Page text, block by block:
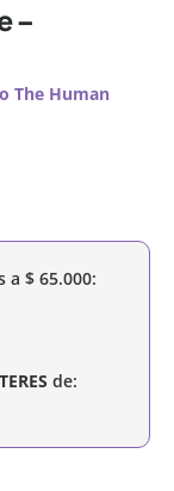
–
The Human
a $ 65.000:
de: